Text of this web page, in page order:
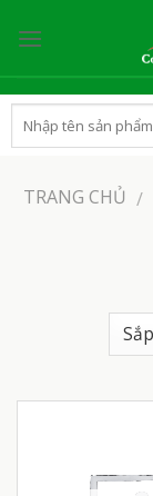
TRANG CHỦ /